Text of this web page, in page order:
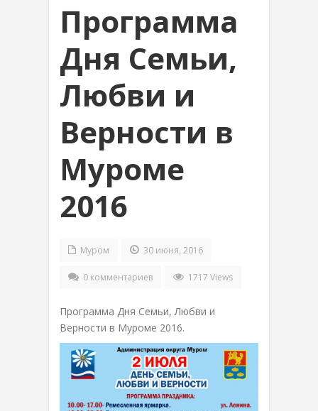
Программа
Дня Семьи,
Любви и
Верности в
Муроме
2016
Муром 30 июня, 2016
0 комментариев 1717 Views
Программа Дня Семьи, Любви и
Верности в Муроме 2016.